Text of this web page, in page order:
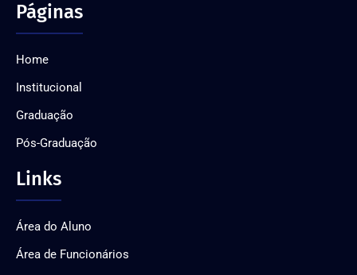
Páginas
Home
Institucional
Graduação
Pós-Graduação
Links
Área do Aluno
Área de Funcionários